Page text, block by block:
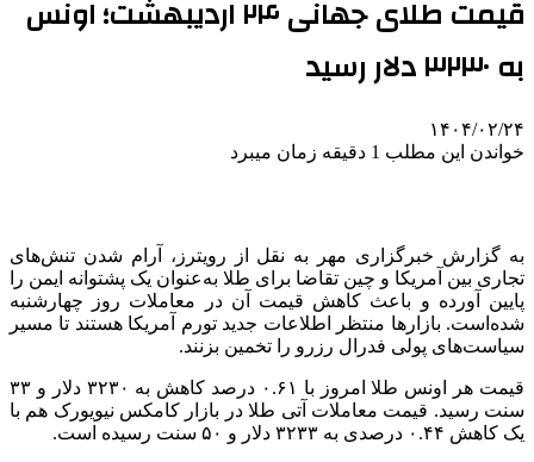
قیمت طلای جهانی ۲۴ اردیبهشت؛ اونس
به ۳۲۳۰ دلار رسید
۱۴۰۴/۰۲/۲۴
خواندن این مطلب 1 دقیقه زمان میبرد
به گزارش خبرگزاری مهر به نقل از رویترز، آرام شدن تنش‌های
تجاری بین آمریکا و چین تقاضا برای طلا به‌عنوان یک پشتوانه ایمن را
پایین آورده و باعث کاهش قیمت آن در معاملات روز چهارشنبه
شده‌است. بازارها منتظر اطلاعات جدید تورم آمریکا هستند تا مسیر
سیاست‌های پولی فدرال رزرو را تخمین بزنند.
قیمت هر اونس طلا امروز با ۰.۶۱ درصد کاهش به ۳۲۳۰ دلار و ۳۳
سنت رسید. قیمت معاملات آتی طلا در بازار کامکس نیویورک هم با
یک کاهش ۰.۴۴ درصدی به ۳۲۳۳ دلار و ۵۰ سنت رسیده است.